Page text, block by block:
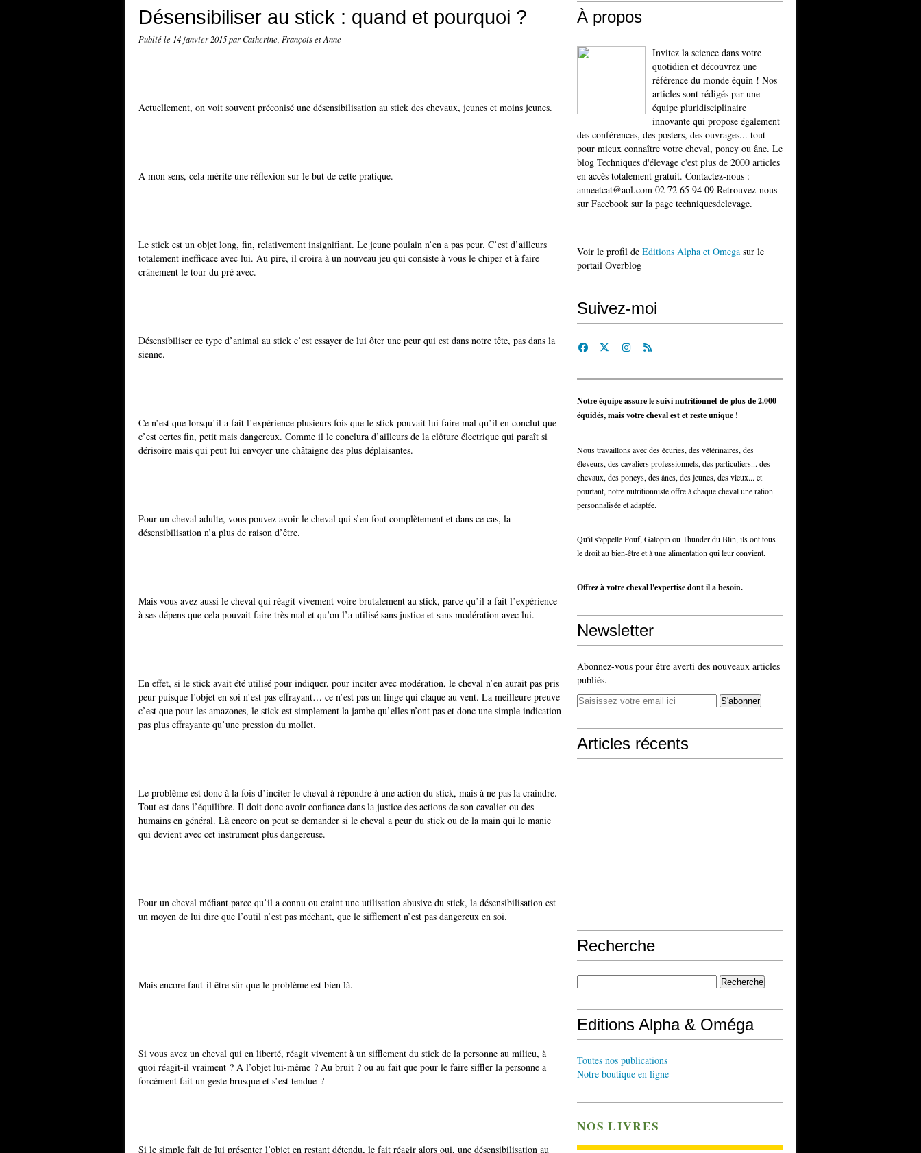
Désensibiliser au stick : quand et pourquoi ?
Publié le 14 janvier 2015par Catherine, François et Anne
Actuellement, on voit souvent préconisé une désensibilisation au stick des chevaux, jeunes et moins jeunes.
A mon sens, cela mérite une réflexion sur le but de cette pratique.
Le stick est un objet long, fin, relativement insignifiant. Le jeune poulain n’en a pas peur. C’est d’ailleurs
totalement inefficace avec lui. Au pire, il croira à un nouveau jeu qui consiste à vous le chiper et à faire
crânement le tour du pré avec.
Désensibiliser ce type d’animal au stick c’est essayer de lui ôter une peur qui est dans notre tête, pas dans la
sienne.
Ce n’est que lorsqu’il a fait l’expérience plusieurs fois que le stick pouvait lui faire mal qu’il en conclut que
c’est certes fin, petit mais dangereux. Comme il le conclura d’ailleurs de la clôture électrique qui paraît si
dérisoire mais qui peut lui envoyer une châtaigne des plus déplaisantes.
Pour un cheval adulte, vous pouvez avoir le cheval qui s’en fout complètement et dans ce cas, la
désensibilisation n’a plus de raison d’être.
Mais vous avez aussi le cheval qui réagit vivement voire brutalement au stick, parce qu’il a fait l’expérience
à ses dépens que cela pouvait faire très mal et qu’on l’a utilisé sans justice et sans modération avec lui.
En effet, si le stick avait été utilisé pour indiquer, pour inciter avec modération, le cheval n’en aurait pas pris
peur puisque l’objet en soi n’est pas effrayant… ce n’est pas un linge qui claque au vent. La meilleure preuve
c’est que pour les amazones, le stick est simplement la jambe qu’elles n’ont pas et donc une simple indication
pas plus effrayante qu’une pression du mollet.
Le problème est donc à la fois d’inciter le cheval à répondre à une action du stick, mais à ne pas la craindre.
Tout est dans l’équilibre. Il doit donc avoir confiance dans la justice des actions de son cavalier ou des
humains en général. Là encore on peut se demander si le cheval a peur du stick ou de la main qui le manie
qui devient avec cet instrument plus dangereuse.
Pour un cheval méfiant parce qu’il a connu ou craint une utilisation abusive du stick, la désensibilisation est
un moyen de lui dire que l’outil n’est pas méchant, que le sifflement n’est pas dangereux en soi.
Mais encore faut-il être sûr que le problème est bien là.
Si vous avez un cheval qui en liberté, réagit vivement à un sifflement du stick de la personne au milieu, à
quoi réagit-il vraiment ? A l’objet lui-même ? Au bruit ? ou au fait que pour le faire siffler la personne a
forcément fait un geste brusque et s’est tendue ?
Si le simple fait de lui présenter l’objet en restant détendu, le fait réagir alors oui, une désensibilisation au
À propos
Invitez la science dans votre
quotidien et découvrez une
référence du monde équin ! Nos
articles sont rédigés par une
équipe pluridisciplinaire
innovante qui propose également
des conférences, des posters, des ouvrages... tout
pour mieux connaître votre cheval, poney ou âne. Le
blog Techniques d'élevage c'est plus de 2000 articles
en accès totalement gratuit. Contactez-nous :
anneetcat@aol.com 02 72 65 94 09 Retrouvez-nous
sur Facebook sur la page techniquesdelevage.
Voir le profil de Editions Alpha et Omega sur le
portail Overblog
Suivez-moi
Notre équipe assure le suivi nutritionnel de plus de 2.000
équidés, mais votre cheval est et reste unique !
Nous travaillons avec des écuries, des vétérinaires, des
éleveurs, des cavaliers professionnels, des particuliers... des
chevaux, des poneys, des ânes, des jeunes, des vieux... et
pourtant, notre nutritionniste offre à chaque cheval une ration
personnalisée et adaptée.
Qu'il s'appelle Pouf, Galopin ou Thunder du Blin, ils ont tous
le droit au bien-être et à une alimentation qui leur convient.
Offrez à votre cheval l'expertise dont il a besoin.
Newsletter
Abonnez-vous pour être averti des nouveaux articles
publiés.
Articles récents
Recherche
Editions Alpha & Oméga
Toutes nos publications
Notre boutique en ligne
NOS LIVRES